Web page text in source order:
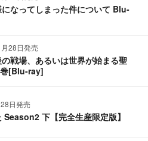
なってしまった件について Blu-
28日発売
戦場、あるいは世界が始まる聖
[Blu-ray]
日発売
Season2 下【完全生産限定版】